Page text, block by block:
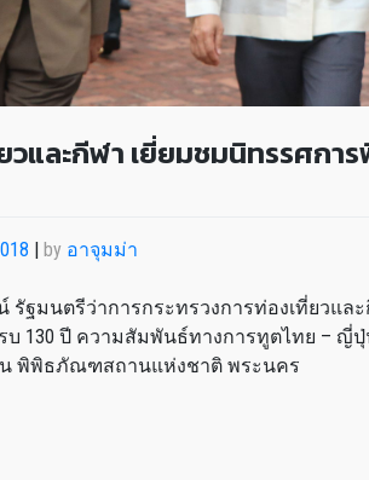
วและกีฬา เยี่ยมชมนิทรรศกา
by อาจุมม่า
รัฐมนตรีว่าการกระทรวงการท่องเที่ยวแล
บ 130 ปี ความสัมพันธ์ทางการทูตไทย –
พิพิธภัณฑสถานแห่งชาติ พระนคร